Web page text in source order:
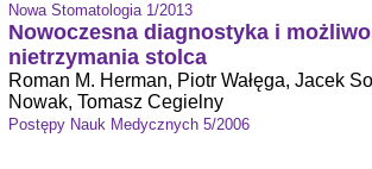
Nowa Stomatologia 1/2013
Nowoczesna diagnostyka i
nietrzymania stolca
Roman M. Herman, Piotr Wałęga, Jacek
Nowak, Tomasz Cegielny
Postępy Nauk Medycznych 5/2006